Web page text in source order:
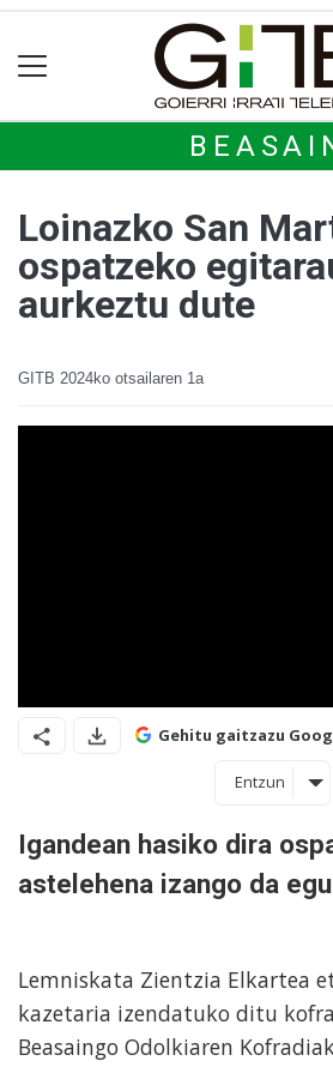
Loinazko San
ospatzeko
aurkeztu dute
GITB 2024ko otsailaren 1a
Gehitu gaitzazu
Entzun
Igandean hasiko dira
astelehena izango da
Lemniskata Zientzia Elkartea
kazetaria izendatuko ditu
Beasaingo Odolkiaren